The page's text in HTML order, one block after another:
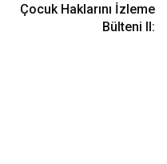
Çocuk Haklarını İzleme
Bülteni II: